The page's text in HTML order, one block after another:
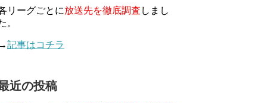
リーグごとに放送先を徹底調査 しまし
。
→記事はコチラ
近の投稿